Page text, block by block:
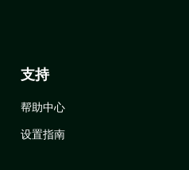
支持
帮助中心
设置指南